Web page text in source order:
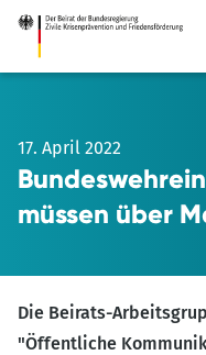
Zum
Hauptinhalt
17. April 2022
müssen über
Die Beirats-
"Öffentliche